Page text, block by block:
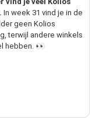
In week 31 vind je in de
geen Kolios
terwijl andere winkels
hebben. 👀